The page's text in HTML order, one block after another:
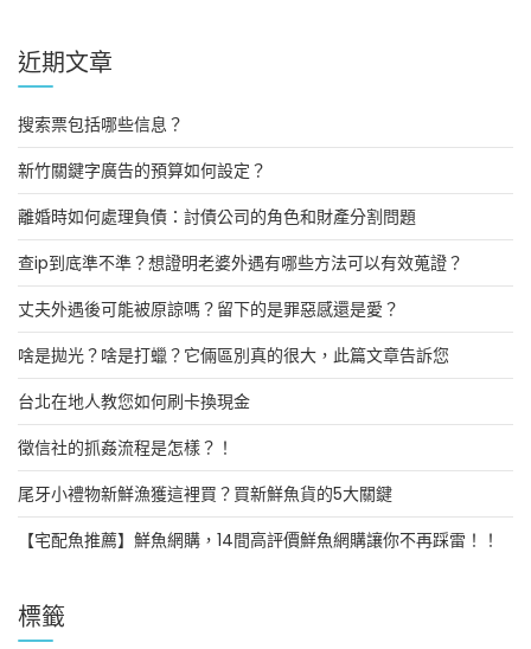
近期文章
搜索票包括哪些信息？
新竹關鍵字廣告的預算如何設定？
離婚時如何處理負債：討債公司的角色和財產分割問題
查ip到底準不準？想證明老婆外遇有哪些方法可以有效蒐證？
丈夫外遇後可能被原諒嗎？留下的是罪惡感還是愛？
啥是拋光？啥是打蠟？它倆區別真的很大，此篇文章告訴您
台北在地人教您如何刷卡換現金
徵信社的抓姦流程是怎樣？！
尾牙小禮物新鮮漁獲這裡買？買新鮮魚貨的5大關鍵
【宅配魚推薦】鮮魚網購，14間高評價鮮魚網購讓你不再踩雷！！
標籤